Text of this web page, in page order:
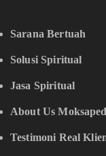
Sarana Bertuah
Solusi Spiritual
Jasa Spiritual
About Us
Testimoni Real